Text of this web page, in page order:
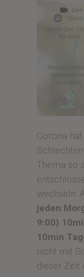
Corona
Thema so
wechseln:
jeden
9:00)
10min
nicht mit
dieser Zeit